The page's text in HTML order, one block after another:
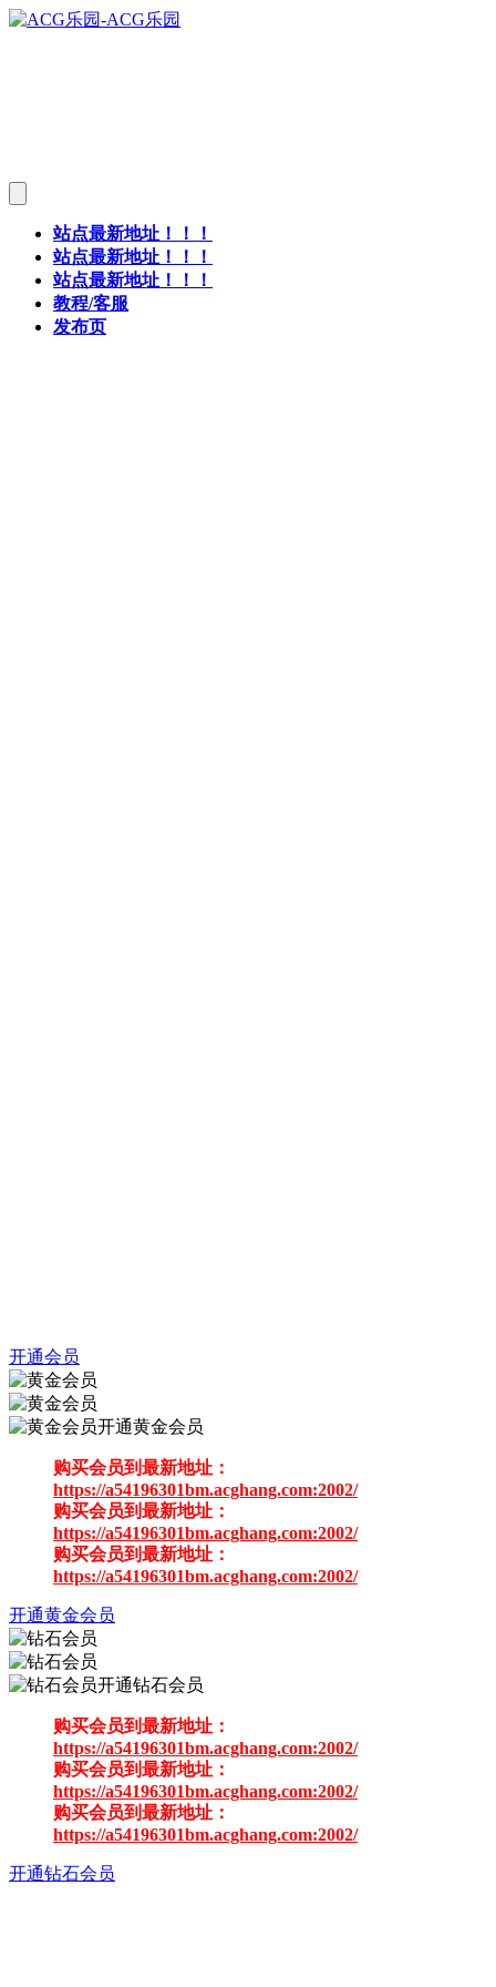
站点最新地址！！！
站点最新地址！！！
站点最新地址！！！
教程/客服
发布页
开通会员
开通黄金会员
购买会员到最新地址：
https://a54196301bm.acghang.com:2002/
购买会员到最新地址：
https://a54196301bm.acghang.com:2002/
购买会员到最新地址：
https://a54196301bm.acghang.com:2002/
开通黄金会员
开通钻石会员
购买会员到最新地址：
https://a54196301bm.acghang.com:2002/
购买会员到最新地址：
https://a54196301bm.acghang.com:2002/
购买会员到最新地址：
https://a54196301bm.acghang.com:2002/
开通钻石会员